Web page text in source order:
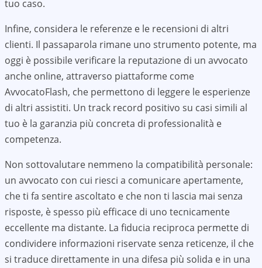
tuo caso.
Infine, considera le referenze e le recensioni di altri
clienti. Il passaparola rimane uno strumento potente, ma
oggi è possibile verificare la reputazione di un avvocato
anche online, attraverso piattaforme come
AvvocatoFlash, che permettono di leggere le esperienze
di altri assistiti. Un track record positivo su casi simili al
tuo è la garanzia più concreta di professionalità e
competenza.
Non sottovalutare nemmeno la compatibilità personale:
un avvocato con cui riesci a comunicare apertamente,
che ti fa sentire ascoltato e che non ti lascia mai senza
risposte, è spesso più efficace di uno tecnicamente
eccellente ma distante. La fiducia reciproca permette di
condividere informazioni riservate senza reticenze, il che
si traduce direttamente in una difesa più solida e in una